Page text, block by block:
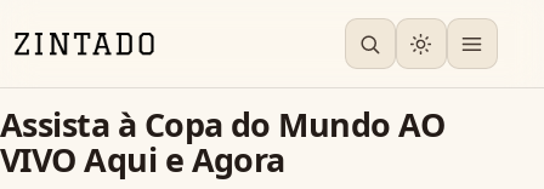
Assista à Copa do Mundo AO
VIVO Aqui e Agora